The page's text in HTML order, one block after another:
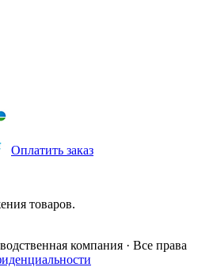
Оплатить заказ
товаров.
компания · Все права